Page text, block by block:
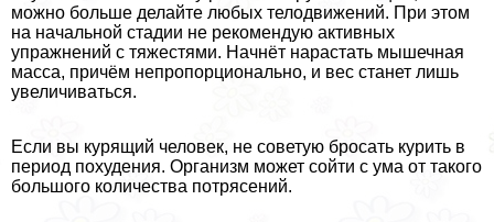
можно больше делайте любых телодвижений. При этом
на начальной стадии не рекомендую активных
упражнений с тяжестями. Начнёт нарастать мышечная
масса, причём непропорционально, и вес станет лишь
увеличиваться.
Если вы курящий человек, не советую бросать курить в
период похудения. Организм может сойти с ума от такого
большого количества потрясений.